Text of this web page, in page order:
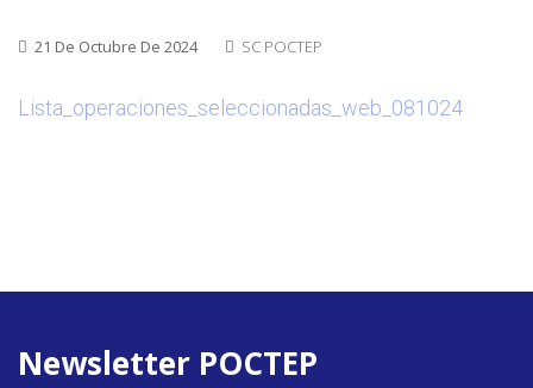
21 De Octubre De 2024 SC POCTEP
Lista_operaciones_seleccionadas_web_081024
Newsletter POCTEP